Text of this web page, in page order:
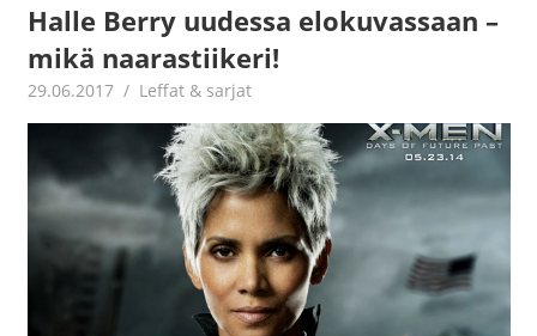
Halle Berry uudessa elokuvassaan –
mikä naarastiikeri!
29.06.2017 Juha Kaunisto
Leffat & sarjat